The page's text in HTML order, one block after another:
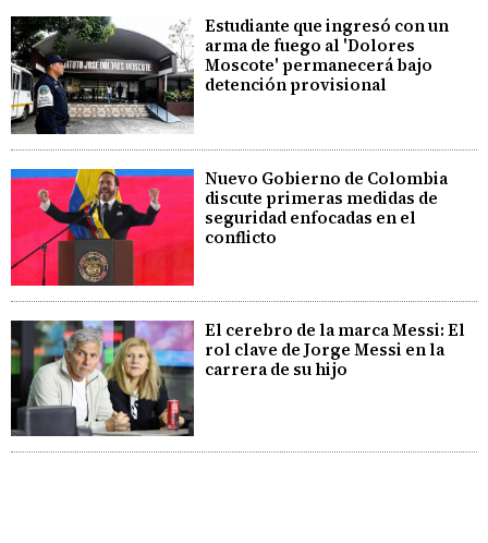
Estudiante que ingresó con un
arma de fuego al 'Dolores
Moscote' permanecerá bajo
detención provisional
Nuevo Gobierno de Colombia
discute primeras medidas de
seguridad enfocadas en el
conflicto
El cerebro de la marca Messi: El
rol clave de Jorge Messi en la
carrera de su hijo